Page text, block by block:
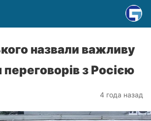
назвали важливу
з Росією
4 года назад